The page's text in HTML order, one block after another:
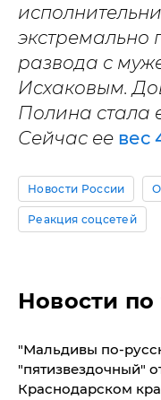
экстремально
развода с
Исхаковым.
Полина стала
Сейчас ее вес
Новости России
Реакция соцсетей
Новости по
"Мальдивы по-
"пятизвездочный"
Краснодарском